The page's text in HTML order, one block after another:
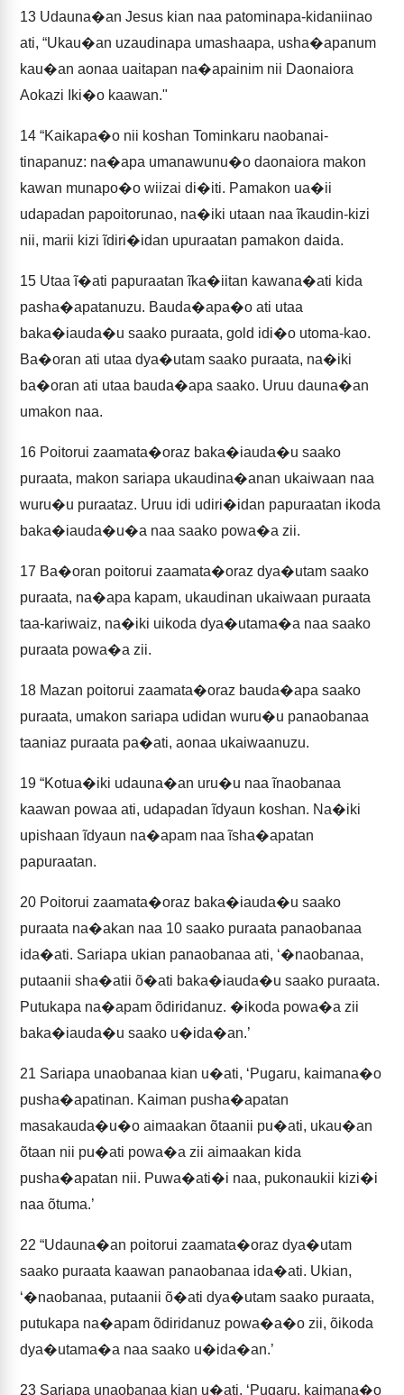
13 Udauna�an Jesus kian naa patominapa-kidaniinao
ati, “Ukau�an uzaudinapa umashaapa, usha�apanum
kau�an aonaa uaitapan na�apainim nii Daonaiora
Aokazi Iki�o kaawan."
14 “Kaikapa�o nii koshan Tominkaru naobanai-
tinapanuz: na�apa umanawunu�o daonaiora makon
kawan munapo�o wiizai di�iti. Pamakon ua�ii
udapadan papoitorunao, na�iki utaan naa ĩkaudin-kizi
nii, marii kizi ĩdiri�idan upuraatan pamakon daida.
15 Utaa ĩ�ati papuraatan ĩka�iitan kawana�ati kida
pasha�apatanuzu. Bauda�apa�o ati utaa
baka�iauda�u saako puraata, gold idi�o utoma-kao.
Ba�oran ati utaa dya�utam saako puraata, na�iki
ba�oran ati utaa bauda�apa saako. Uruu dauna�an
umakon naa.
16 Poitorui zaamata�oraz baka�iauda�u saako
puraata, makon sariapa ukaudina�anan ukaiwaan naa
wuru�u puraataz. Uruu idi udiri�idan papuraatan ikoda
baka�iauda�u�a naa saako powa�a zii.
17 Ba�oran poitorui zaamata�oraz dya�utam saako
puraata, na�apa kapam, ukaudinan ukaiwaan puraata
taa-kariwaiz, na�iki uikoda dya�utama�a naa saako
puraata powa�a zii.
18 Mazan poitorui zaamata�oraz bauda�apa saako
puraata, umakon sariapa udidan wuru�u panaobanaa
taaniaz puraata pa�ati, aonaa ukaiwaanuzu.
19 “Kotua�iki udauna�an uru�u naa ĩnaobanaa
kaawan powaa ati, udapadan ĩdyaun koshan. Na�iki
upishaan ĩdyaun na�apam naa ĩsha�apatan
papuraatan.
20 Poitorui zaamata�oraz baka�iauda�u saako
puraata na�akan naa 10 saako puraata panaobanaa
ida�ati. Sariapa ukian panaobanaa ati, ‘�naobanaa,
putaanii sha�atii õ�ati baka�iauda�u saako puraata.
Putukapa na�apam õdiridanuz. �ikoda powa�a zii
baka�iauda�u saako u�ida�an.’
21 Sariapa unaobanaa kian u�ati, ‘Pugaru, kaimana�o
pusha�apatinan. Kaiman pusha�apatan
masakauda�u�o aimaakan õtaanii pu�ati, ukau�an
õtaan nii pu�ati powa�a zii aimaakan kida
pusha�apatan nii. Puwa�ati�i naa, pukonaukii kizi�i
naa õtuma.’
22 “Udauna�an poitorui zaamata�oraz dya�utam
saako puraata kaawan panaobanaa ida�ati. Ukian,
‘�naobanaa, putaanii õ�ati dya�utam saako puraata,
putukapa na�apam õdiridanuz powa�a�o zii, õikoda
dya�utama�a naa saako u�ida�an.’
23 Sariapa unaobanaa kian u�ati, ‘Pugaru, kaimana�o